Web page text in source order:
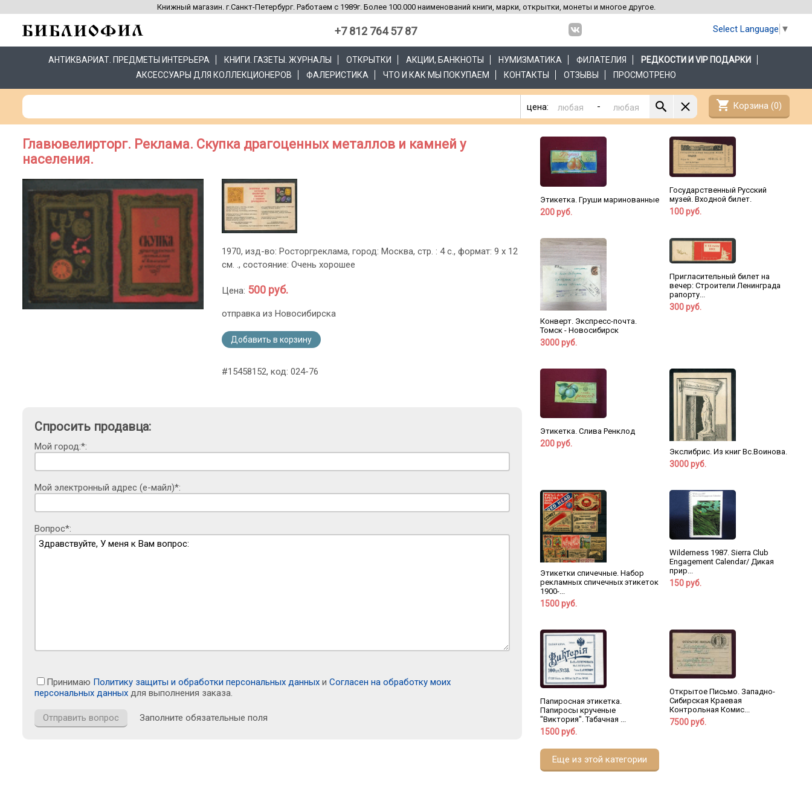
Книжный магазин. г.Санкт-Петербург. Работаем с 1989г. Более 100.000 наименований книги, марки, открытки, монеты и многое другое.
+7 812 764 57 87 Select Language ▼
АНТИКВАРИАТ. ПРЕДМЕТЫ ИНТЕРЬЕРА КНИГИ. ГАЗЕТЫ. ЖУРНАЛЫ ОТКРЫТКИ АКЦИИ, БАНКНОТЫ НУМИЗМАТИКА ФИЛАТЕЛИЯ
РЕДКОСТИ И VIP ПОДАРКИ
АКСЕССУАРЫ ДЛЯ КОЛЛЕКЦИОНЕРОВ
ФАЛЕРИСТИКА ЧТО И КАК МЫ ПОКУПАЕМ КОНТАКТЫ ОТЗЫВЫ ПРОСМОТРЕНО
цена: - shopping_cart Корзина (0)
Главювелирторг. Реклама. Скупка драгоценных металлов и камней у
населения.
1970, изд-во: Росторгреклама, город: Москва, стр. : 4 с., формат: 9 х 12
см. ., состояние: Очень хорошее
Цена: 500 руб.
отправка из Новосибирска
Добавить в корзину
#15458152, код: 024-76
Спросить продавца:
Мой город:*:
Мой электронный адрес (е-майл)*:
Вопрос*:
Принимаю Политику защиты и обработки персональных данных и Согласен на обработку моих
персональных данных для выполнения заказа.
Заполните обязательные поля
Этикетка. Груши маринованные
200 руб.
Государственный Русский
музей. Входной билет.
100 руб.
Конверт. Экспресс-почта.
Томск - Новосибирск
3000 руб.
Пригласительный билет на
вечер: Строители Ленинграда
рапорту...
300 руб.
Этикетка. Слива Ренклод
200 руб.
Экслибрис. Из книг Вс.Воинова.
3000 руб.
Этикетки спичечные. Набор
рекламных спичечных этикеток
1900-...
1500 руб.
Wilderness 1987. Sierra Club
Engagement Calendar/ Дикая
прир...
150 руб.
Папиросная этикетка.
Папиросы крученые
"Виктория". Табачная ...
1500 руб.
Открытое Письмо. Западно-
Сибирская Краевая
Контрольная Комис...
7500 руб.
Еще из этой категории